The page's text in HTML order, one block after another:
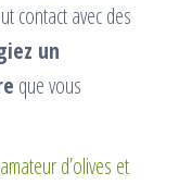
contact avec des
un
que vous
d’olives et